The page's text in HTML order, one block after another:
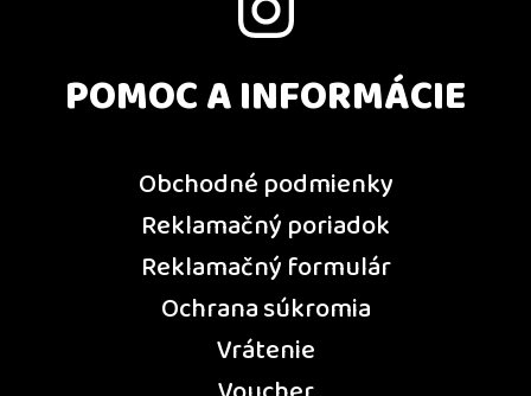
POMOC A INFORMÁCIE
Obchodné podmienky
Reklamačný poriadok
Reklamačný formulár
Ochrana súkromia
Vrátenie